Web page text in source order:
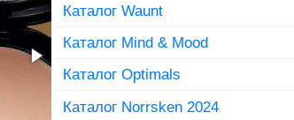
Каталог Waunt
Каталог Mind & Mood
Каталог Optimals
Каталог Norrsken 2024